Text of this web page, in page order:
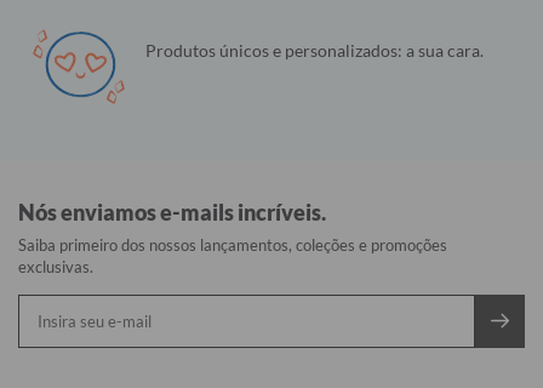
Produtos únicos e personalizados: a sua cara.
Nós enviamos e-mails incríveis.
Saiba primeiro dos nossos lançamentos, coleções e promoções
exclusivas.